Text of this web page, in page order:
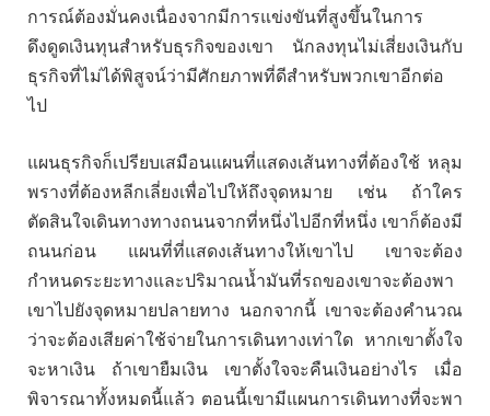
การณ์ต้องมั่นคงเนื่องจากมีการแข่งขันที่สูงขึ้นในการ
ดึงดูดเงินทุนสำหรับธุรกิจของเขา นักลงทุนไม่เสี่ยงเงินกับ
ธุรกิจที่ไม่ได้พิสูจน์ว่ามีศักยภาพที่ดีสำหรับพวกเขาอีกต่อ
ไป
แผนธุรกิจก็เปรียบเสมือนแผนที่แสดงเส้นทางที่ต้องใช้ หลุม
พรางที่ต้องหลีกเลี่ยงเพื่อไปให้ถึงจุดหมาย เช่น ถ้าใคร
ตัดสินใจเดินทางทางถนนจากที่หนึ่งไปอีกที่หนึ่ง เขาก็ต้องมี
ถนนก่อน แผนที่ที่แสดงเส้นทางให้เขาไป เขาจะต้อง
กำหนดระยะทางและปริมาณน้ำมันที่รถของเขาจะต้องพา
เขาไปยังจุดหมายปลายทาง นอกจากนี้ เขาจะต้องคำนวณ
ว่าจะต้องเสียค่าใช้จ่ายในการเดินทางเท่าใด หากเขาตั้งใจ
จะหาเงิน ถ้าเขายืมเงิน เขาตั้งใจจะคืนเงินอย่างไร เมื่อ
พิจารณาทั้งหมดนี้แล้ว ตอนนี้เขามีแผนการเดินทางที่จะพา